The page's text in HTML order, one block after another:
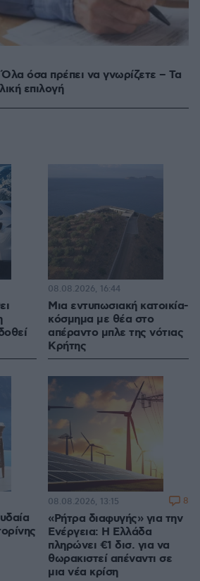
όσα πρέπει να γνωρίζετε – Τα
επιλογή
Μια εντυπωσιακή κατοικία-
κόσμημα με θέα στο
απέραντο μπλε της νότιας
Κρήτης
08.08.2026, 16:44
«Ρήτρα διαφυγής» για την
Ενέργεια: Η Ελλάδα
πληρώνει €1 δισ. για να
θωρακιστεί απέναντι σε
μια νέα κρίση
08.08.2026, 13:15 8